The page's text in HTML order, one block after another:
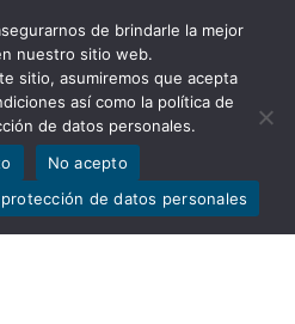
herramientas
de brindarle la mejor
nuestro sitio web.
sitio, asumiremos que acepta
así como la política de
de datos personales.
No acepto
de datos personales